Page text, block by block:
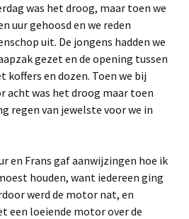
was het droog, maar toen we
uur gehoosd en we reden
uit. De jongens hadden we
gezet en de opening tussen
koffers en dozen. Toen we bij
acht was het droog maar toen
regen van jewelste voor we in
en Frans gaf aanwijzingen hoe ik
houden, want iedereen ging
werd de motor nat, en
een loeiende motor over de